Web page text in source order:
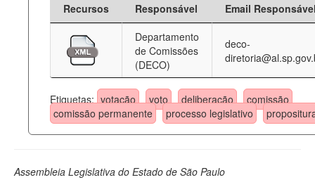
Recursos Responsável
Email
Departamento
de Comissões
(DECO)
deco-
Etiquetas: votação voto deliberação
comissão
comissão permanente
processo legislativo
Assembleia Legislativa do Estado de São Paulo